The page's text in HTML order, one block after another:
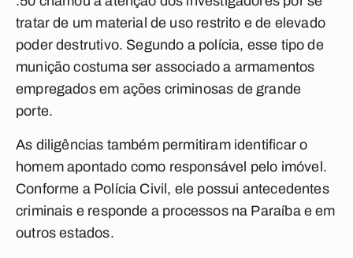
tratar de um material de uso restrito e de elevado
poder destrutivo. Segundo a polícia, esse tipo de
munição costuma ser associado a armamentos
empregados em ações criminosas de grande
porte.
As diligências também permitiram identificar o
homem apontado como responsável pelo imóvel.
Conforme a Polícia Civil, ele possui antecedentes
criminais e responde a processos na Paraíba e em
outros estados.